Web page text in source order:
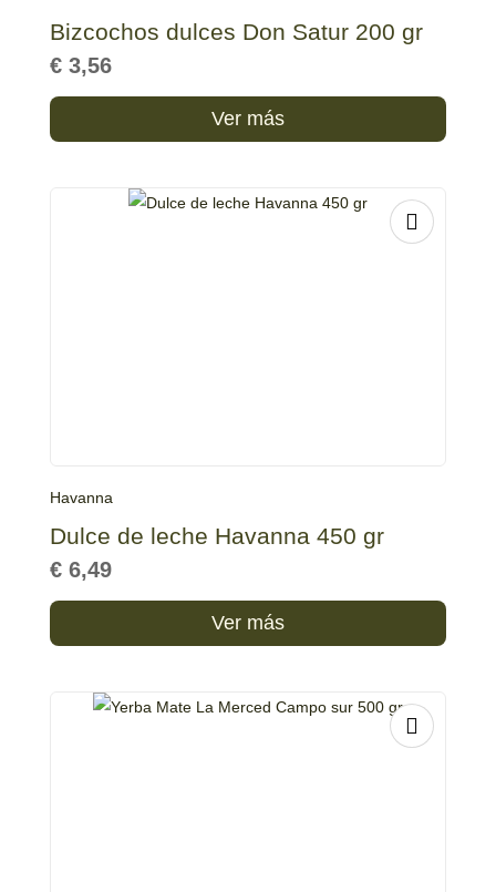
Bizcochos dulces Don Satur 200 gr
€3,56
Ver más
Havanna
Dulce de leche Havanna 450 gr
€6,49
Ver más